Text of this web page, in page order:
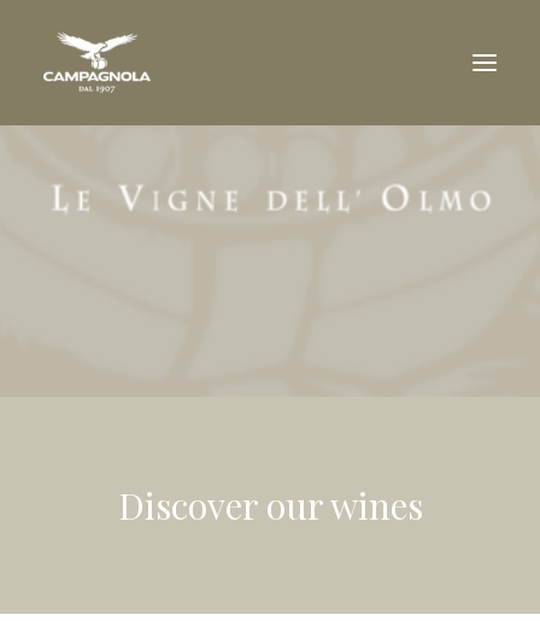
COMPANY
CONTACT USDiscover our wines